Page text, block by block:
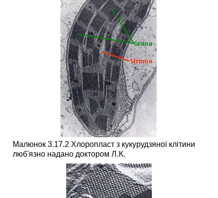
Малюнок 3.17.2 Хлоропласт з кукурудзяної клітини
люб'язно надано доктором Л.К.